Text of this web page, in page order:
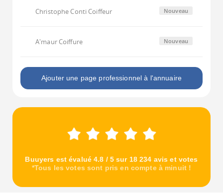
Christophe Conti Coiffeur Nouveau
A'maur Coiffure Nouveau
Ajouter une page professionnel à l'annuaire
Buuyers est évalué 4.8 / 5 sur 18 234 avis et votes
*Tous les votes sont pris en compte à minuit !